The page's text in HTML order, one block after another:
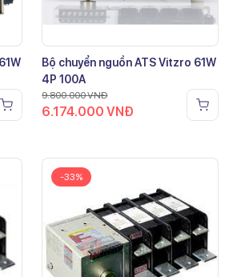
Bộ chuyển nguồn ATS Vitzro 61W
4P 100A
9.800.000VNĐ
6.174.000VNĐ
-33%